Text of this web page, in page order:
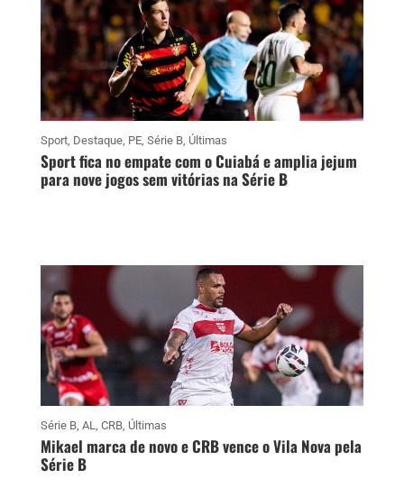
Sport, Destaque, PE, Série B, Últimas
Sport fica no empate com o Cuiabá e amplia jejum
para nove jogos sem vitórias na Série B
Série B, AL, CRB, Últimas
Mikael marca de novo e CRB vence o Vila Nova pela
Série B